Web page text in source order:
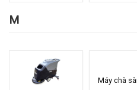
M
Máy chà